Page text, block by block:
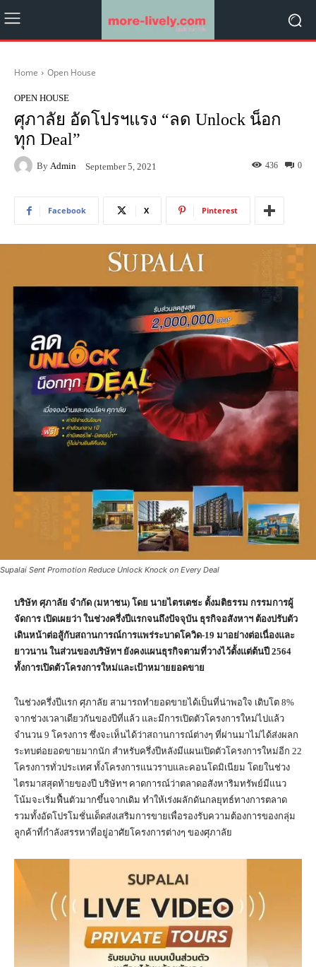
Home Open House
OPEN HOUSE
ศุภาลัย อัดโปรฯแรง “ลด Unlock น็อก
ทุก Deal”
By Admin September 5, 2021 0
436
Facebook X Pinterest
Supalai Sent Promotion Reduce Unlock Knock on Every Deal
บริษัท ศุภาลัย จำกัด (มหาชน) โดย นายไตรเตชะ ตั้งมติธรรม กรรมการผู้
จัดการ เปิดเผยว่า ในช่วงครึ่งปีแรกจนถึงปัจจุบัน ธุรกิจอสังหาฯ ต้องปรับตัว
เดินหน้าต่อสู้กับสถานการณ์การแพร่ระบาดโควิด-19 มาอย่างต่อเนื่องและ
ยาวนาน ในส่วนของบริษัทฯ ยังคงแผนธุรกิจตามที่วางไว้ตั้งแต่ต้นปี 2564
ทั้งการเปิดตัวโครงการใหม่และเป้าหมายยอดขาย
ในช่วงครึ่งปีแรก ศุภาลัย สามารถทำยอดขายได้เป็นที่น่าพอใจ เติบโต 8%
จากช่วงเวลาเดียวกันของปีที่แล้ว และมีการเปิดตัวโครงการใหม่ไปแล้ว
จำนวน 9 โครงการ ซึ่งจะเห็นได้ว่าสถานการณ์ต่างๆ ที่ผ่านมาไม่ได้ส่งผลก
ระทบต่อยอดขายมากนัก สำหรับครึ่งปีหลังมีแผนเปิดตัวโครงการใหม่อีก 22
โครงการทั่วประเทศ ทั้งโครงการแนวราบและคอนโดมิเนียม โดยในช่วง
ไตรมาสสุดท้ายของปี บริษัทฯ คาดการณ์ว่าตลาดอสังหาริมทรัพย์มีแนว
โน้มจะเริ่มฟื้นตัวมากขึ้นจากเดิม ทำให้เร่งผลักดันกลยุทธ์ทางการตลาด
รวมทั้งอัดโปรโมชั่นเด็ดส่งเสริมการขายเพื่อรองรับความต้องการของกลุ่ม
ลูกค้าที่กำลังสรรหาที่อยู่อาศัยโครงการต่างๆ ของศุภาลัย